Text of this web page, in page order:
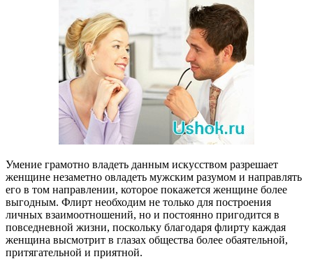
Умение грамотно владеть данным искусством разрешает
женщине незаметно овладеть мужским разумом и направлять
его в том направлении, которое покажется женщине более
выгодным. Флирт необходим не только для построения
личных взаимоотношений, но и постоянно пригодится в
повседневной жизни, поскольку благодаря флирту каждая
женщина высмотрит в глазах общества более обаятельной,
притягательной и приятной.